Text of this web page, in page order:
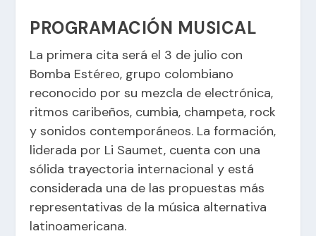
PROGRAMACIÓN MUSICAL
La primera cita será el 3 de julio con
Bomba Estéreo, grupo colombiano
reconocido por su mezcla de electrónica,
ritmos caribeños, cumbia, champeta, rock
y sonidos contemporáneos. La formación,
liderada por Li Saumet, cuenta con una
sólida trayectoria internacional y está
considerada una de las propuestas más
representativas de la música alternativa
latinoamericana.